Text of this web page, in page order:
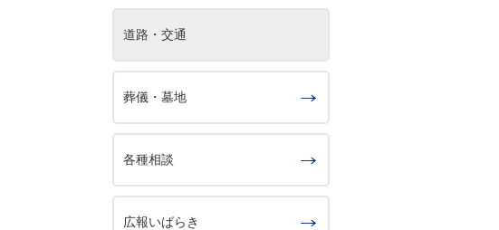
道路・交通
葬儀・墓地
各種相談
広報いばらき